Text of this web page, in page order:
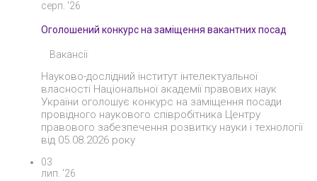
серп. '26
Оголошений конкурс на заміщення вакантних посад
Вакансії
Науково-дослідний інститут інтелектуальної
власності Національної академії правових наук
України оголошує конкурс на заміщення посади
провідного наукового співробітника Центру
правового забезпечення розвитку науки і технології
від 05.08.2026 року
03
лип. '26